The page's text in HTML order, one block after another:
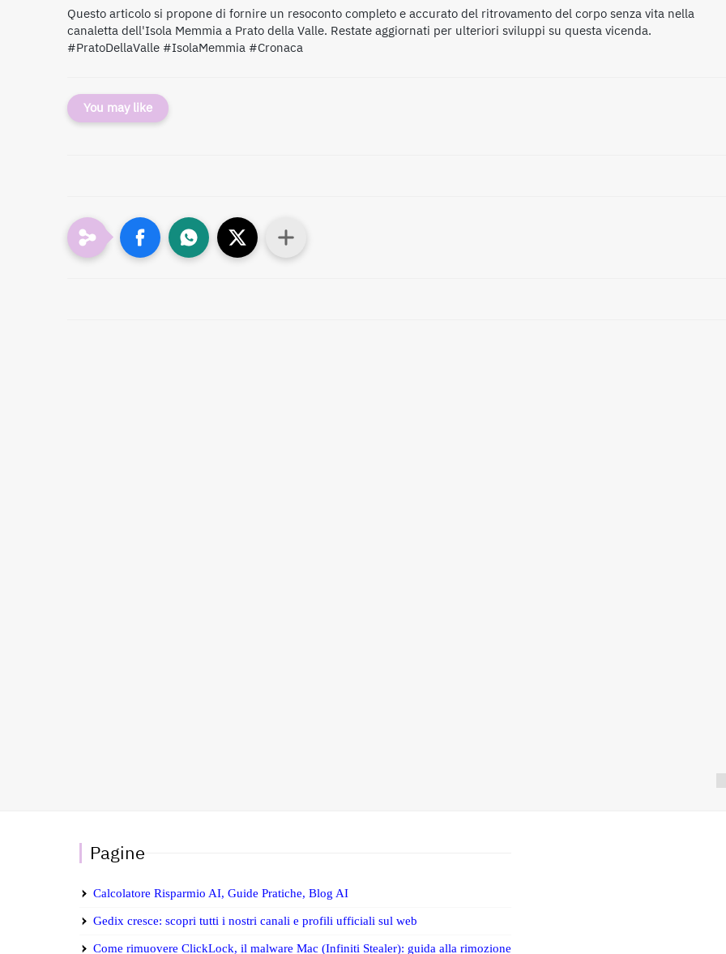
Questo articolo si propone di fornire un resoconto completo e accurato del ritrovamento del corpo senza vita nella
canaletta dell'Isola Memmia a Prato della Valle. Restate aggiornati per ulteriori sviluppi su questa vicenda.
#PratoDellaValle #IsolaMemmia #Cronaca
You may like
Pagine
Calcolatore Risparmio AI, Guide Pratiche, Blog AI
Gedix cresce: scopri tutti i nostri canali e profili ufficiali sul web
Come rimuovere ClickLock, il malware Mac (Infiniti Stealer): guida alla rimozione